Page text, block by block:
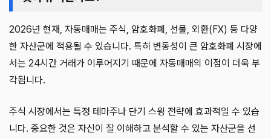
2026년 현재, 자동매매는 주식, 암호화폐, 선물, 외환(FX) 등 다양
한 자산군에 적용될 수 있습니다. 특히 변동성이 큰 암호화폐 시장에
서는 24시간 거래가 이루어지기 때문에 자동매매의 이점이 더욱 부
각됩니다.
주식 시장에서는 특정 테마주나 단기 스윙 전략에 효과적일 수 있습
니다. 중요한 것은 자신이 잘 이해하고 분석할 수 있는 자산군을 선